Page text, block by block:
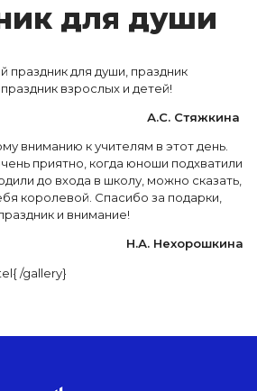
для ду­ши
праздник для души, праздник
взрослых и детей!
А.С. Стяжкина
вниманию к учителям в этот день.
приятно, когда юноши подхватили
до входа в школу, можно сказать,
королевой. Спасибо за подарки,
и внимание!
Н.А. Нехорошкина
/gallery}